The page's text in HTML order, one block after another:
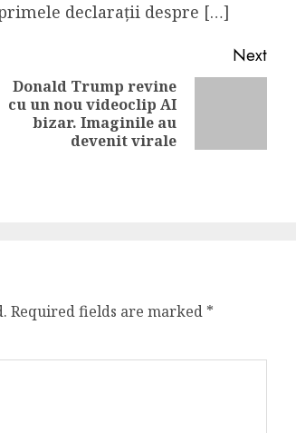
declarații despre […]
Previous
Next
Next
Donald Trump revine
cu un nou videoclip AI
bizar. Imaginile au
devenit virale
Required fields are marked *